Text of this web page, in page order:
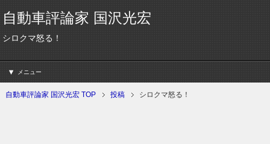
自動車評論家 国沢光宏
シロクマ怒る！
メニュー
自動車評論家 国沢光宏 TOP 投稿 シロクマ怒る！